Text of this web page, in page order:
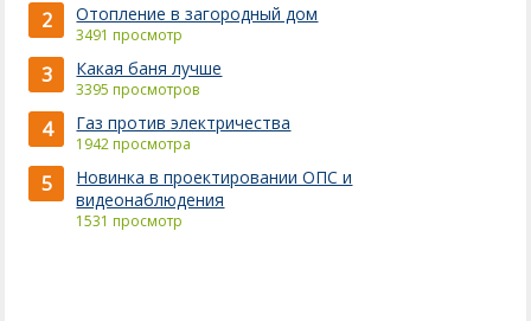
2 Отопление в загородный дом
3491 просмотр
3 Какая баня лучше
3395 просмотров
4 Газ против электричества
1942 просмотра
5
Новинка в проектировании ОПС и
видеонаблюдения
1531 просмотр